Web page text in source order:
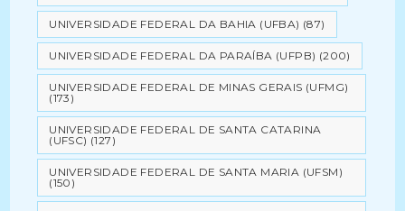
UNIVERSIDADE FEDERAL DA BAHIA (UFBA) (87)
UNIVERSIDADE FEDERAL DA PARAÍBA (UFPB) (200)
UNIVERSIDADE FEDERAL DE MINAS GERAIS (UFMG)
(173)
UNIVERSIDADE FEDERAL DE SANTA CATARINA
(UFSC) (127)
UNIVERSIDADE FEDERAL DE SANTA MARIA (UFSM)
(150)